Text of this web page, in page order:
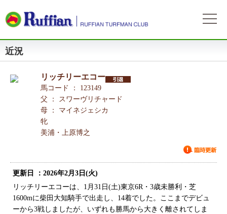
近況
リッチリーエコー
馬コード ： 123149
父 ： スワーヴリチャード
母 ： マイネジェシカ
牝
美浦・上原博之
更新日 ：2026年2月3日(火)
リッチリーエコーは、1月31日(土)東京6R・3歳未勝利・芝
1600mに柴田大知騎手で出走し、14着でした。ここまでデビュ
ーから3戦しましたが、いずれも勝馬から大きく離されてしま
会員サービスとイベント
会員募集
募集概要
お申込方法
費用と分配等
募集馬情報
募集馬ラインナップ
募集馬情報一覧
出走情報
出走確定
所属馬情報
近況
リンク集
リンク集
よくある質問 お問い合わせ
ログイン
自動ログイン パスワードをお忘れの方